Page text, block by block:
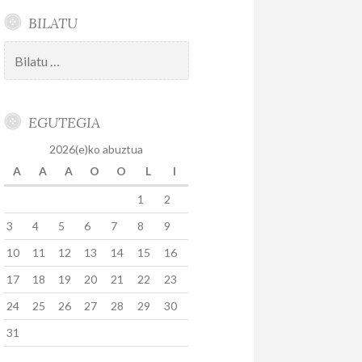
BILATU
EGUTEGIA
2026(e)ko abuztua
A
A A O O L I
1
2
3
4 5 6 7 8
9
10
11 12 13 14 15
16
17
18 19 20 21 22
23
24
25 26 27 28 29
30
31